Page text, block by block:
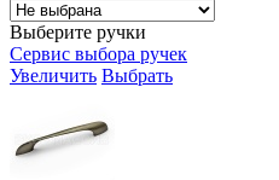
Выберите ручки
Сервис выбора ручек
Увеличить Выбрать